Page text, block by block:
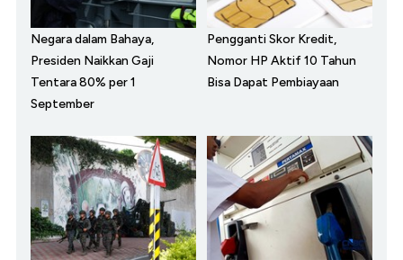
Negara dalam Bahaya,
Presiden Naikkan Gaji
Tentara 80% per 1
September
Pengganti Skor Kredit,
Nomor HP Aktif 10 Tahun
Bisa Dapat Pembiayaan